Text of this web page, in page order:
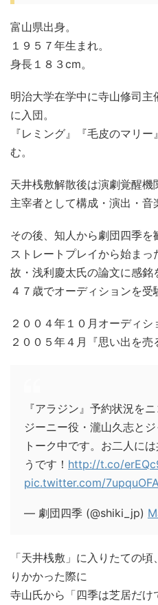
富山県出身。
１９５７年生まれ。
身長１８３cm。
明治大学在学中に寺山修司主
に入団。
『レミング』『毛皮のマリ
む。
天井桟敷解散後は演劇覚醒機
主宰者として構成・演出・音
その後、知人から劇団四季を
ストレートプレイから始ま
故・浅利慶太氏の論文に感銘
４７歳でオーディションを受
２００４年１０月オーディシ
２００５年４月『思い出を売
『アラジン』予約状況を
ジーニー役・瀧山久志と
トーク中です。お二人に
うです！ http://t.co/
pic.twitter.com/
— 劇団四季 (@shiki_jp)
「天井桟敷」に入りたての
りかかった際に
寺山氏から「四季は芝居だ